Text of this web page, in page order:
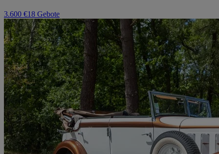
3.600 €18 Gebote